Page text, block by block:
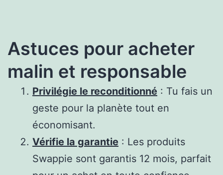
Astuces pour acheter
malin et responsable
Privilégie le reconditionné : Tu fais un
geste pour la planète tout en
économisant.
Vérifie la garantie : Les produits
Swappie sont garantis 12 mois, parfait